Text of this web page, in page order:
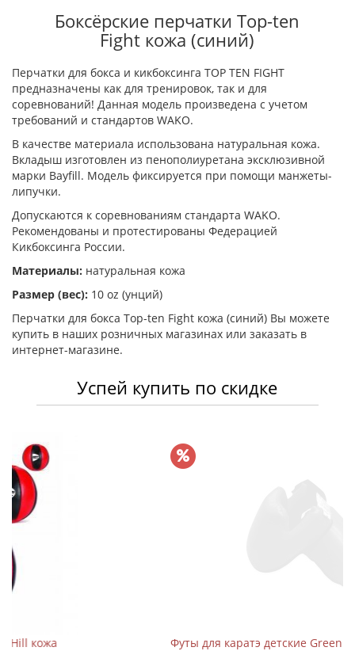
Боксёрские перчатки Top-ten
Fight кожа (синий)
Перчатки для бокса и кикбоксинга TOP TEN FIGHT
предназначены как для тренировок, так и для
соревнований! Данная модель произведена с учетом
требований и стандартов WAKO.
В качестве материала использована натуральная кожа.
Вкладыш изготовлен из пенополиуретана эксклюзивной
марки Bayfill. Модель фиксируется при помощи манжеты-
липучки.
Допускаются к соревнованиям стандарта WAKO.
Рекомендованы и протестированы Федерацией
Кикбоксинга России.
Материалы: натуральная кожа
Размер (вес): 10 oz (унций)
Перчатки для бокса Top-ten Fight кожа (синий) Вы можете
купить в наших розничных магазинах или заказать в
интернет-магазине.
Успей купить по скидке
Футы для каратэ детские Green Hill Kids (чёрный)